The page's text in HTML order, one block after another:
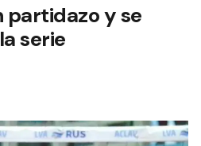
partidazo y se
serie